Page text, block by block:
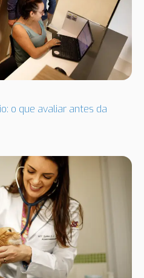
o que avaliar antes da